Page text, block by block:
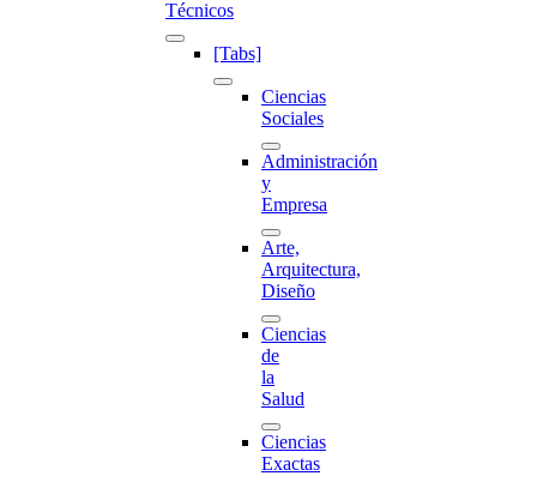
Técnicos
[Tabs]
Ciencias
Sociales
Administración
y
Empresa
Arte,
Arquitectura,
Diseño
Ciencias
de
la
Salud
Ciencias
Exactas